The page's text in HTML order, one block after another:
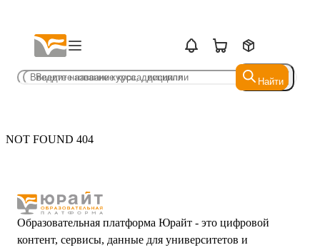
Найти
Найти
NOT FOUND 404
Образовательная платформа Юрайт - это цифровой
контент, сервисы, данные для университетов и